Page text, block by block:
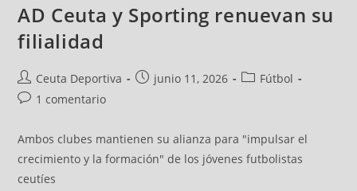
AD Ceuta y Sporting renuevan su
filialidad
Ceuta Deportiva junio 11, 2026
Fútbol
1 comentario
Ambos clubes mantienen su alianza para "impulsar el
crecimiento y la formación" de los jóvenes futbolistas
ceutíes